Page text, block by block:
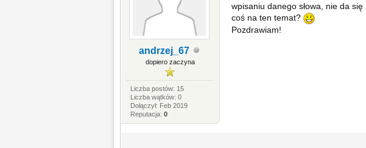
andrzej_67
dopiero zaczyna
Liczba postów: 15
Liczba wątków: 0
Dołączył: Feb 2019
Reputacja:0
wpisaniu danego słowa, nie da
coś na ten temat?
Pozdrawiam!